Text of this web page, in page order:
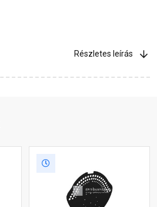
Részletes leírás